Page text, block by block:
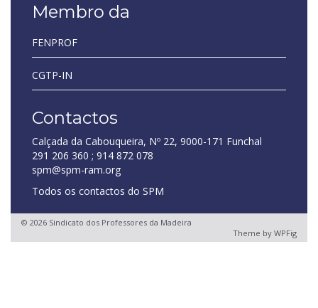
Membro da
FENPROF
CGTP-IN
Contactos
Calçada da Cabouqueira, Nº 22, 9000-171 Funchal
291 206 360 ; 914 872 078
spm@spm-ram.org
Todos os contactos do SPM
© 2026 Sindicato dos Professores da Madeira
Theme by WPFig